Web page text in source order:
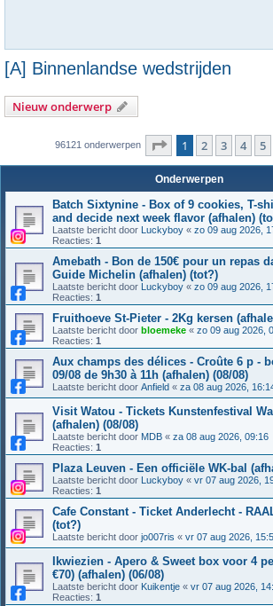
[A] Binnenlandse wedstrijden
Nieuw onderwerp
96121 onderwerpen Pagina van 3845
1 2 3 4 5
Onderwerpen
Batch Sixtynine - Box of 9 cookies, T-
and decide next week flavor (afhalen)
Laatste bericht door Luckyboy « zo 09 aug 2026,
Reacties: 1
Amebath - Bon de 150€ pour un repas
Guide Michelin (afhalen) (tot?)
Laatste bericht door Luckyboy « zo 09 aug 2026,
Reacties: 1
Fruithoeve St-Pieter - 2Kg kersen
Laatste bericht door bloemeke « zo 09 aug 2026,
Reacties: 1
Aux champs des délices - Croûte 6 p -
09/08 de 9h30 à 11h (afhalen) (08/08)
Laatste bericht door Anfield « za 08 aug 2026,
Visit Watou - Tickets Kunstenfestival
(afhalen) (08/08)
Laatste bericht door MDB « za 08 aug 2026, 09:16
Reacties: 1
Plaza Leuven - Een officiële WK-bal
Laatste bericht door Luckyboy « vr 07 aug 2026,
Reacties: 1
Cafe Constant - Ticket Anderlecht -
(tot?)
Laatste bericht door jo007ris « vr 07 aug 2026,
Ikwiezien - Apero & Sweet box voor 4
€70) (afhalen) (06/08)
Laatste bericht door Kuikentje « vr 07 aug 2026,
Reacties: 1